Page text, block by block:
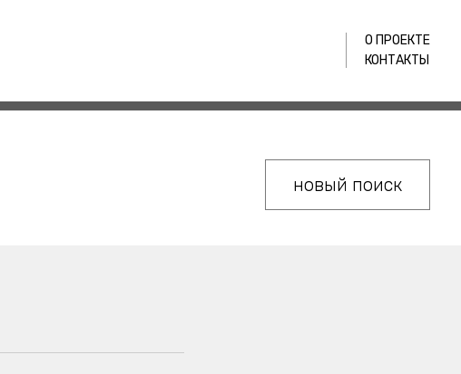
О ПРОЕКТЕ
КОНТАКТЫ
новый поиск